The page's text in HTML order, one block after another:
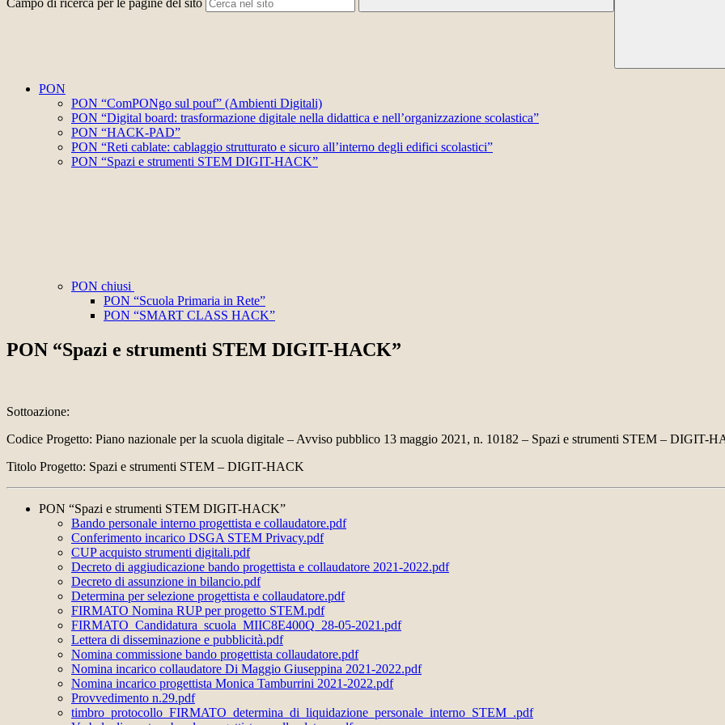
Campo di ricerca per le pagine del sito
PON
PON “ComPONgo sul pouf” (Ambienti Digitali)
PON “Digital board: trasformazione digitale nella didattica e nell’organizzazione scolastica”
PON “HACK-PAD”
PON “Reti cablate: cablaggio strutturato e sicuro all’interno degli edifici scolastici”
PON “Spazi e strumenti STEM DIGIT-HACK”
PON chiusi
PON “Scuola Primaria in Rete”
PON “SMART CLASS HACK”
PON “Spazi e strumenti STEM DIGIT-HACK”
Sottoazione:
Codice Progetto: Piano nazionale per la scuola digitale – Avviso pubblico 13 maggio 2021, n. 10182 – Spazi e strumenti STEM – DIGIT-
Titolo Progetto: Spazi e strumenti STEM – DIGIT-HACK
PON “Spazi e strumenti STEM DIGIT-HACK”
Bando personale interno progettista e collaudatore.pdf
Conferimento incarico DSGA STEM Privacy.pdf
CUP acquisto strumenti digitali.pdf
Decreto di aggiudicazione bando progettista e collaudatore 2021-2022.pdf
Decreto di assunzione in bilancio.pdf
Determina per selezione progettista e collaudatore.pdf
FIRMATO Nomina RUP per progetto STEM.pdf
FIRMATO_Candidatura_scuola_MIIC8E400Q_28-05-2021.pdf
Lettera di disseminazione e pubblicità.pdf
Nomina commissione bando progettista collaudatore.pdf
Nomina incarico collaudatore Di Maggio Giuseppina 2021-2022.pdf
Nomina incarico progettista Monica Tamburrini 2021-2022.pdf
Provvedimento n.29.pdf
timbro_protocollo_FIRMATO_determina_di_liquidazione_personale_interno_STEM_.pdf